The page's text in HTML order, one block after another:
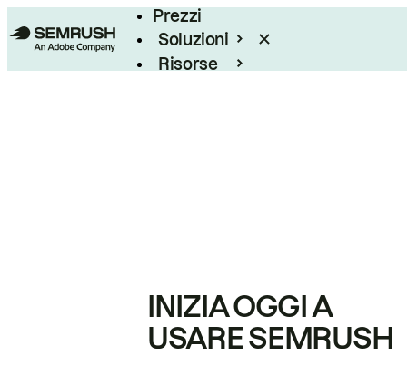
Prezzi
Soluzioni
Risorse
INIZIA OGGI A
USARE SEMRUSH